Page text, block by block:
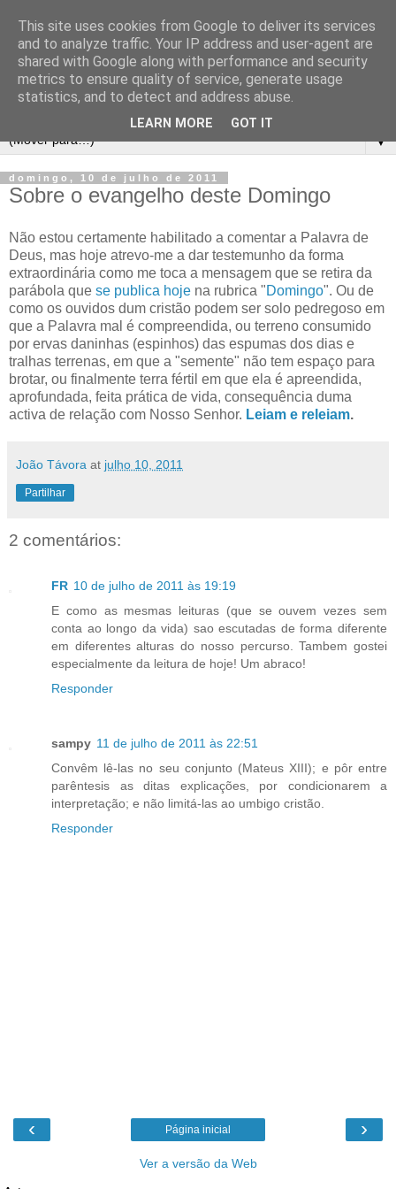
▼
domingo, 10 de julho de 2011
Sobre o evangelho deste Domingo
Não estou certamente habilitado a comentar a Palavra de
Deus, mas hoje atrevo-me a dar testemunho da forma
extraordinária como me toca a mensagem que se retira da
parábola que se publica hoje na rubrica "Domingo". Ou de
como os ouvidos dum cristão podem ser solo pedregoso em
que a Palavra mal é compreendida, ou terreno consumido
por ervas daninhas (espinhos) das espumas dos dias e
tralhas terrenas, em que a "semente" não tem espaço para
brotar, ou finalmente terra fértil em que ela é apreendida,
aprofundada, feita prática de vida, consequência duma
activa de relação com Nosso Senhor. Leiam e releiam.
João Távora at julho 10, 2011
Partilhar
2 comentários:
FR 10 de julho de 2011 às 19:19
E como as mesmas leituras (que se ouvem vezes sem
conta ao longo da vida) sao escutadas de forma diferente
em diferentes alturas do nosso percurso. Tambem gostei
especialmente da leitura de hoje! Um abraco!
Responder
sampy 11 de julho de 2011 às 22:51
Convêm lê-las no seu conjunto (Mateus XIII); e pôr entre
parêntesis as ditas explicações, por condicionarem a
interpretação; e não limitá-las ao umbigo cristão.
Responder
‹ ›
Página inicial
Ver a versão da Web
This site uses cookies from Google to deliver its services
and to analyze traffic. Your IP address and user-agent are
shared with Google along with performance and security
metrics to ensure quality of service, generate usage
statistics, and to detect and address abuse.
LEARN MORE GOT IT